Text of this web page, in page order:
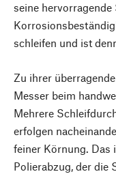
seine
schleifen und ist
Zu ihrer
Messer beim
Mehrere
erfolgen
feiner Körnung. Das
Polierabzug, der die